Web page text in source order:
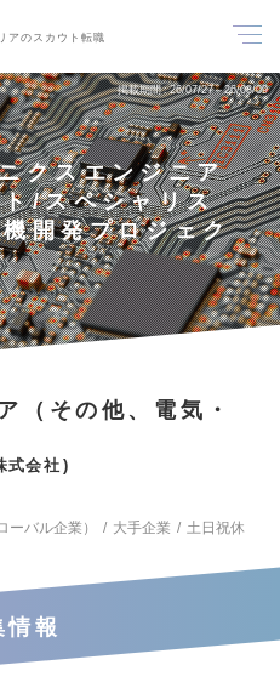
アのスカウト転職
掲載期間 26/07/27～26/08/09
クスエンジニア
/スペシャリス
開発プロジェク
（その他、電気・
式会社
バル企業） 大手企業
土日祝休
情報